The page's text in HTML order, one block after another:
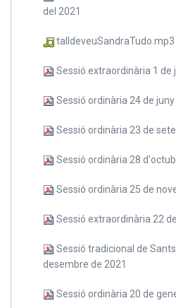
del 2021
talldeveuSandraTudo.mp3
Sessió extraordinària 1 de
Sessió ordinària 24 de juny
Sessió ordinària 23 de
Sessió ordinària 28
Sessió ordinària 25 de
Sessió extraordinària 22
Sessió tradicional de
desembre de 2021
Sessió ordinària 20 de